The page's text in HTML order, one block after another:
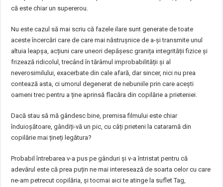
că este chiar un supererou.
Nu este cazul să mai scriu că fazele ilare sunt generate de toate
aceste încercări care de care mai năstrușnice de a-și transmite unul
altuia leapșa, acțiuni care uneori depășesc granița integrității fizice și
frizează ridicolul, trecând în tărâmul improbabilității și al
neverosimilului, exacerbate din cale afară, dar sincer, nici nu prea
contează asta, ci umorul degenerat de nebuniile prin care acești
oameni trec pentru a ține aprinsă flacăra din copilărie a prieteniei.
Dacă stau să mă gândesc bine, premisa filmului este chiar
înduioșătoare, gândiți-vă un pic, cu câți prieteni la cataramă din
copilărie mai țineți legătura?
Probabil întrebarea v-a pus pe gânduri și v-a întristat pentru că
adevărul este că prea puțin ne mai interesează de soarta celor cu care
ne-am petrecut copilăria, și tocmai aici te atinge la suflet Tag,